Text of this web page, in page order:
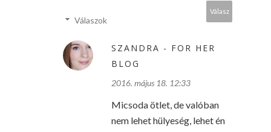
Válasz
Válaszok
SZANDRA - FOR HER
BLOG
2016. május 18. 12:33
Micsoda ötlet, de valóban
nem lehet hülyeség, lehet én